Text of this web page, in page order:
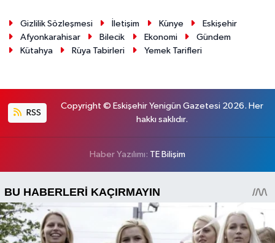
Gizlilik Sözleşmesi İletişim Künye
Eskişehir
Afyonkarahisar
Bilecik Ekonomi
Gündem
Kütahya
Rüya Tabirleri Yemek Tarifleri
RSS
Copyright © Eskişehir Yenigün Gazetesi 2026. Her
hakkı saklıdır.
Haber Yazılımı: TE Bilişim